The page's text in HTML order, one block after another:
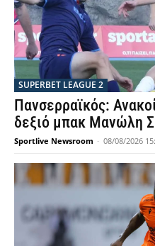
SUPERBET LEAGUE 2
Πανσερραϊκός:
δεξιό μπακ Μανώλη
Sportlive Newsroom - 08/08/2026